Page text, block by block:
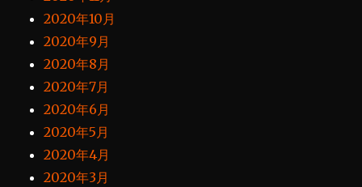
2020年10月
2020年9月
2020年8月
2020年7月
2020年6月
2020年5月
2020年4月
2020年3月